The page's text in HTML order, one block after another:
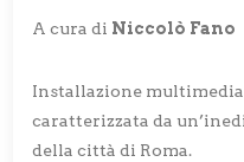
A cura di Niccolò Fano
Installazione
caratterizzata da
della città di Roma.